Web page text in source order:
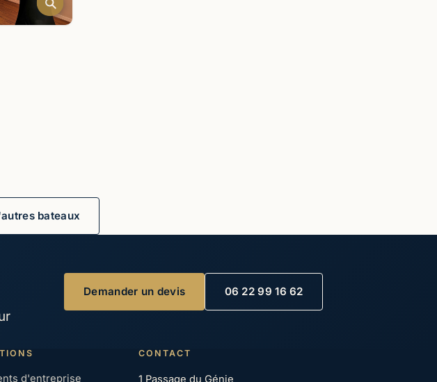
bateaux
Demander un devis 06 22 99 16 62
d'entreprise
CONTACT
1 Passage du Génie